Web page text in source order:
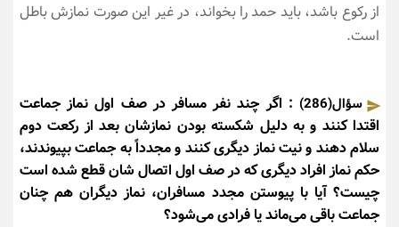
از رکوع باشد، باید حمد را بخواند، در غیر این صورت نمازش باطل
است.
سؤال(286)
: اگر چند نفر مسافر در صف اول نماز جماعت
اقتدا کنند و به دلیل شکسته بودن نمازشان بعد از رکعت دوم
سلام دهند و نیت نماز دیگری کنند و مجدداً به جماعت بپیوندند،
حکم نماز افراد دیگری که در صف اول اتصال شان قطع شده است
چیست؟ آیا با پیوستن مجدد مسافران، نماز دیگران هم چنان
جماعت باقی می‌ماند یا فرادی می‌شود؟